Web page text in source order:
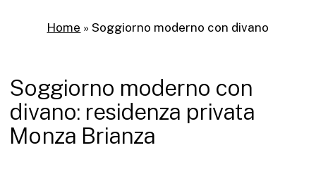
Home »Soggiorno moderno con divano
Soggiorno moderno con
divano: residenza privata
Monza Brianza